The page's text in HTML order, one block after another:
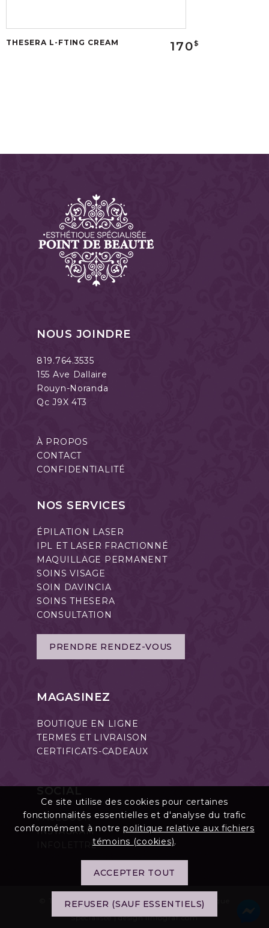
Ce site utilise des cookies pour certaines
fonctionnalités essentielles et d'analyse du trafic
conformément à notrepolitique relative aux fichiers
témoins (cookies).
ACCEPTER TOUT
REFUSER (SAUF ESSENTIELS)
THESERA L-FTING CREAM 170$
NOUS JOINDRE
819.764.3535
155 Ave Dallaire
Rouyn-Noranda
Qc J9X 4T3
À PROPOS
CONTACT
CONFIDENTIALITÉ
NOS SERVICES
ÉPILATION LASER
IPL ET LASER FRACTIONNÉ
MAQUILLAGE PERMANENT
SOINS VISAGE
SOIN DAVINCIA
SOINS THESERA
CONSULTATION
PRENDRE RENDEZ-VOUS
MAGASINEZ
BOUTIQUE EN LIGNE
TERMES ET LIVRAISON
CERTIFICATS-CADEAUX
FACEBOOK
INSTAGRAM
INFOLETTRE
© Tous droits réservés Point de Beauté Esthétique
Spécialisée | designlinfograf.com